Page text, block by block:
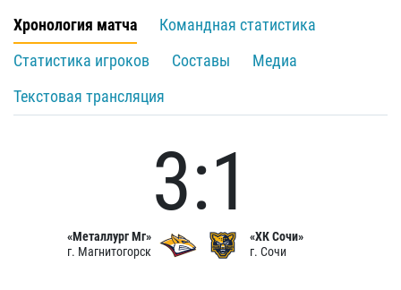
Хронология матча
Командная статистика
Статистика игроков
Составы
Медиа
Текстовая трансляция
«Металлург Мг»
г. Магнитогорск
3:1
«ХК Сочи»
г. Сочи